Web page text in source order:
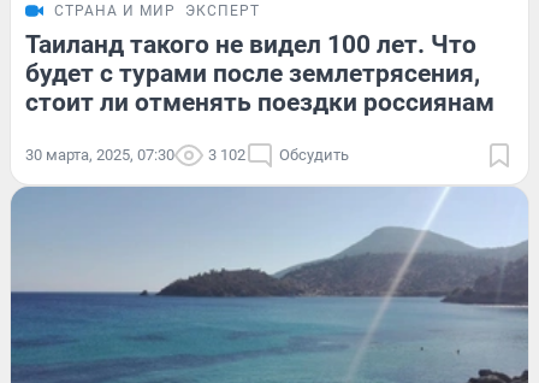
СТРАНА И МИР ЭКСПЕРТ
Таиланд такого не видел 100 лет. Что
будет с турами после землетрясения,
стоит ли отменять поездки россиянам
30 марта, 2025, 07:30 3 102 Обсудить